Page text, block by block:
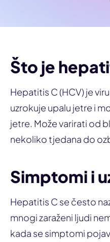
Što je
Hepatitis C (HCV) je
uzrokuje upalu jetre i
jetre. Može varirati od
nekoliko tjedana do
Simptomi i
Hepatitis C se često
mnogi zaraženi ljudi
kada se simptomi